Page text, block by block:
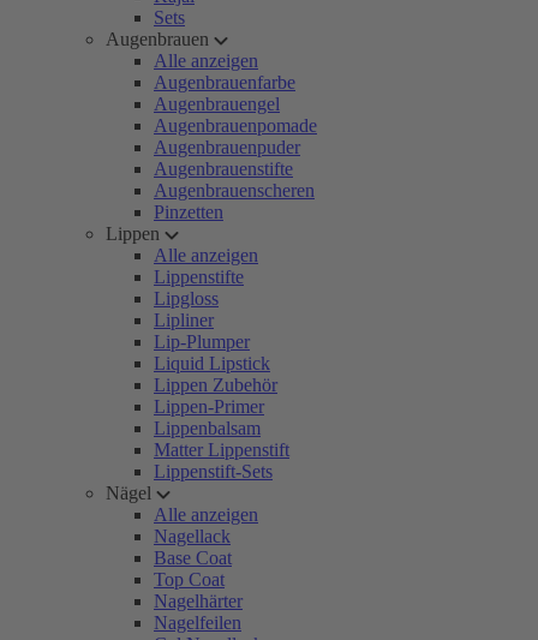
Sets
Augenbrauen
Alle anzeigen
Augenbrauenfarbe
Augenbrauengel
Augenbrauenpomade
Augenbrauenpuder
Augenbrauenstifte
Augenbrauenscheren
Pinzetten
Lippen
Alle anzeigen
Lippenstifte
Lipgloss
Lipliner
Lip-Plumper
Liquid Lipstick
Lippen Zubehör
Lippen-Primer
Lippenbalsam
Matter Lippenstift
Lippenstift-Sets
Nägel
Alle anzeigen
Nagellack
Base Coat
Top Coat
Nagelhärter
Nagelfeilen